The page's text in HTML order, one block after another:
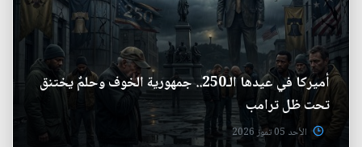
أميركا في عيدها الـ250.. جمهورية الخوف وحلمٌ يختنق
تحت ظل ترامب
الأحد 05 تموز 2026